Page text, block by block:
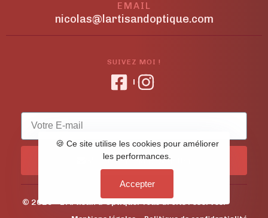
EMAIL
nicolas@lartisandoptique.com
SUIVEZ MOI !
S'abonner à la newsletter
© 2026 - L'Artisan d'Optique. Tous droits réservés.
🍪 Ce site utilise les cookies pour améliorer
les performances.
Accepter